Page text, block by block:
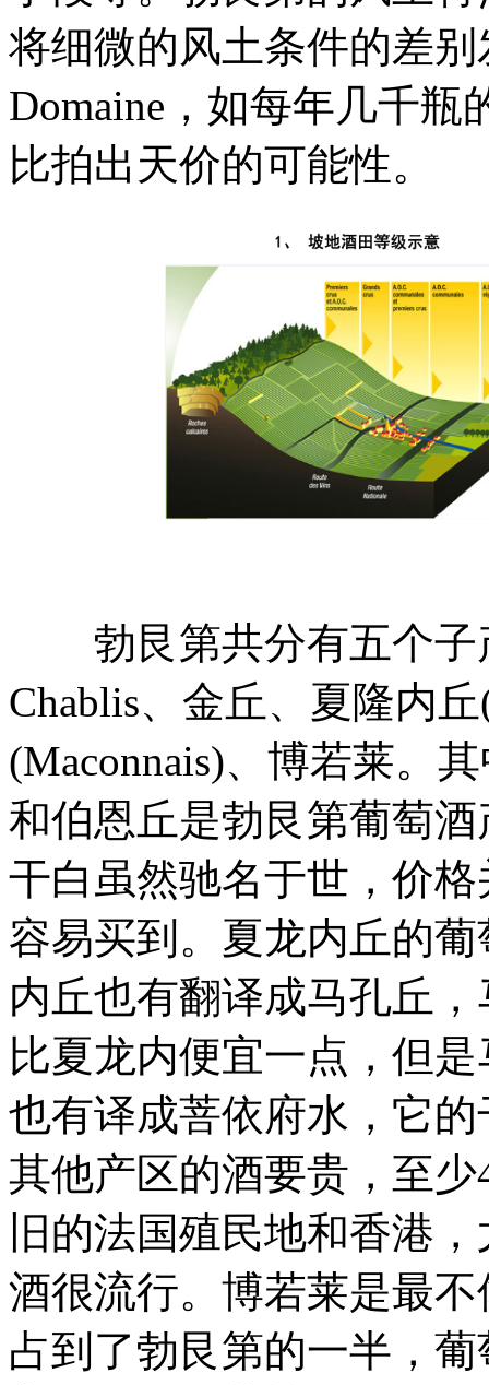
将细微的风土条件的差
Domaine，如每年几千
比拍出天价的可能性。
勃艮第共分有五个
Chablis、金丘、夏隆内丘
(Maconnais)、博若莱。
和伯恩丘是勃艮第葡萄
干白虽然驰名于世，价
容易买到。夏龙内丘的
内丘也有翻译成马孔丘
比夏龙内便宜一点，但
也有译成菩依府水，它
其他产区的酒要贵，至
旧的法国殖民地和香港
酒很流行。 博若莱是最
占到了勃艮第的一半，